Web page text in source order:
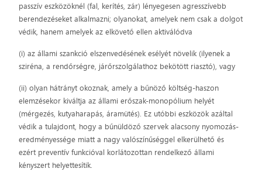
passzív eszközöknél (fal, kerítés, zár) lényegesen agresszívebb
berendezéseket alkalmazni; olyanokat, amelyek nem csak a dolgot
védik, hanem amelyek az elkövető ellen aktiválódva
(i) az állami szankció elszenvedésének esélyét növelik (ilyenek a
sziréna, a rendőrségre, járőrszolgálathoz bekötött riasztó), vagy
(ii) olyan hátrányt okoznak, amely a bűnöző költség-haszon
elemzésekor kiváltja az állami erőszak-monopólium helyét
(mérgezés, kutyaharapás, áramütés). Ez utóbbi eszközök azáltal
védik a tulajdont, hogy a bűnüldöző szervek alacsony nyomozás-
eredményessége miatt a nagy valószínűséggel elkerülhető és
ezért preventív funkcióval korlátozottan rendelkező állami
kényszert helyettesítik.